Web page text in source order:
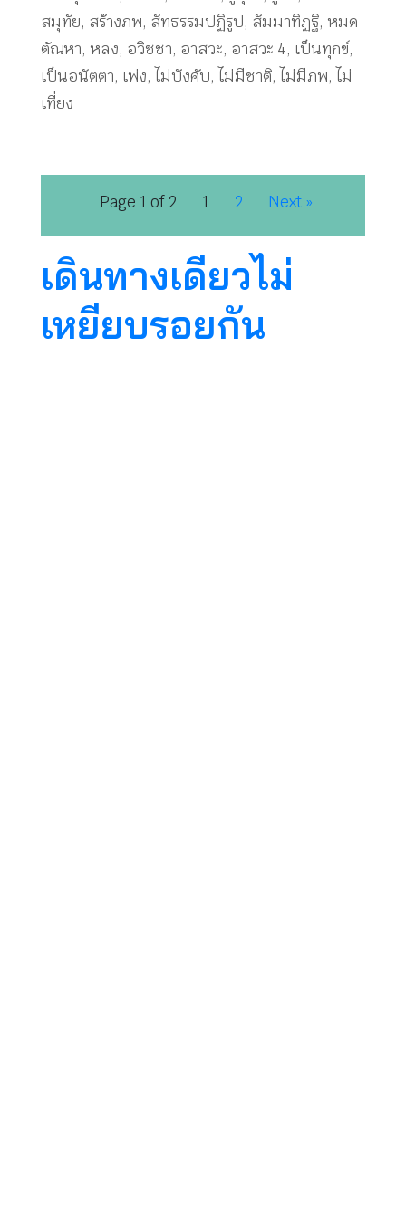
สมุทัย, สร้างภพ, สัทธรรมปฏิรูป, สัมมาทิฏฐิ, หมด
ตัณหา, หลง, อวิชชา, อาสวะ, อาสวะ 4, เป็นทุกข์,
เป็นอนัตตา, เพ่ง, ไม่บังคับ, ไม่มีชาติ, ไม่มีภพ, ไม่
เที่ยง
Page 1 of 2 1 2 Next »
เดินทางเดียวไม่
เหยียบรอยกัน